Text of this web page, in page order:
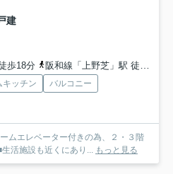
建
歩18分
阪和線「上野芝」駅 徒歩29分
キッチン
バルコニー
ムエレベーター付きの為、２・３階
活施設も近くにあり...
もっと見る